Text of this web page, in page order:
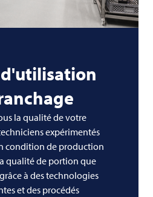
d'utilisation
la qualité de votre
expérimentés
condition de production
qualité de portion que
à des technologies
et des procédés